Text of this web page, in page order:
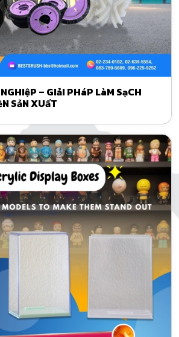
– GIảI PHáP LàM SạCH
SảN XUấT